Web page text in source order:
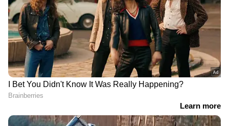
DOWNLOAD APP
RECOMMENDED STORIES